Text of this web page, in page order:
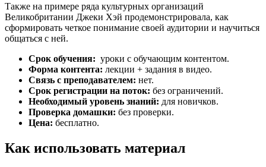
Также на примере ряда культурных организаций
Великобритании Джеки Хэй продемонстрировала, как
сформировать четкое понимание своей аудитории и научиться
общаться с ней.
Срок обучения: уроки с обучающим контентом.
Форма контента: лекции + задания в видео.
Связь с преподавателем: нет.
Срок регистрации на поток: без ограничений.
Необходимый уровень знаний: для новичков.
Проверка домашки: без проверки.
Цена: бесплатно.
Как использовать материал